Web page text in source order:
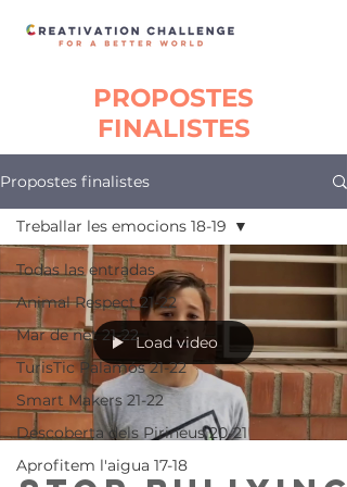
PROPOSTES
FINALISTES
Propostes finalistes
Todas las entradas
Animal Respect 21-22
Mar de net 21-22
TurisTic Palamós 21-22
Smart Makers 21-22
Descoberta dels Pirineus 20-21
Aprofitem l'aigua 17-18
Treballar les emocions 18-19
Load video